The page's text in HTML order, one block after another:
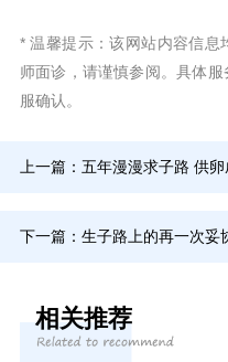
* 温馨提示：该网站内容信息
师面诊，请谨慎参阅。具体
服确认。
上一篇： 五年漫漫求子路 供
下一篇： 生子路上的再一次妥
相关推荐